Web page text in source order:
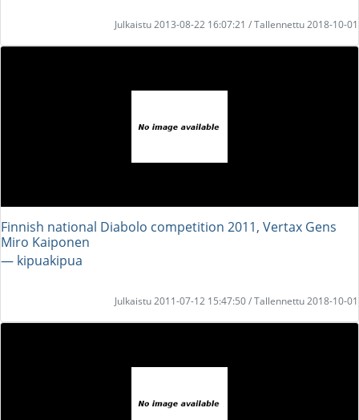
Julkaistu 2013-08-22 16:07:21 / Tallennettu 2018-10-01
Finnish national Diabolo competition 2011, Vertax Gens
Miro Kaiponen
― kipuakipua
Julkaistu 2011-07-12 15:47:50 / Tallennettu 2018-10-01